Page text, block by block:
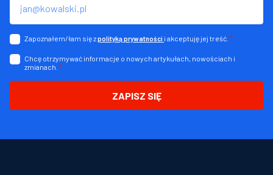
Zapoznałem/łam się zpolityką prywatności i akceptuję jej treść. *
Chcę otrzymywać informacje o nowych artykułach, nowościach i
zmianach. *
ZAPISZ SIĘ